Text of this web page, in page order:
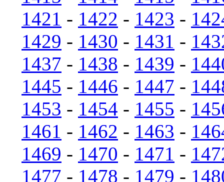
1421 - 1422 - 1423 -
1429 - 1430 - 1431 -
1437 - 1438 - 1439 -
1445 - 1446 - 1447 -
1453 - 1454 - 1455 -
1461 - 1462 - 1463 -
1469 - 1470 - 1471 -
1477 - 1478 - 1479 -